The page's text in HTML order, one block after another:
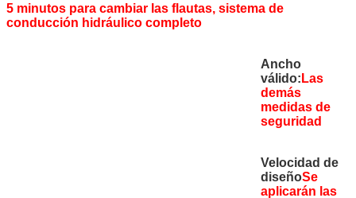
5 minutos para cambiar las flautas, sistema de
conducción hidráulico completo
Ancho
válido: Las
demás
medidas de
seguridad
Velocidad de
diseñoSe
aplicarán las